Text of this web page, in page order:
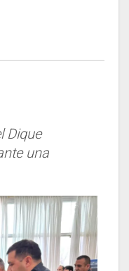
Dique
una